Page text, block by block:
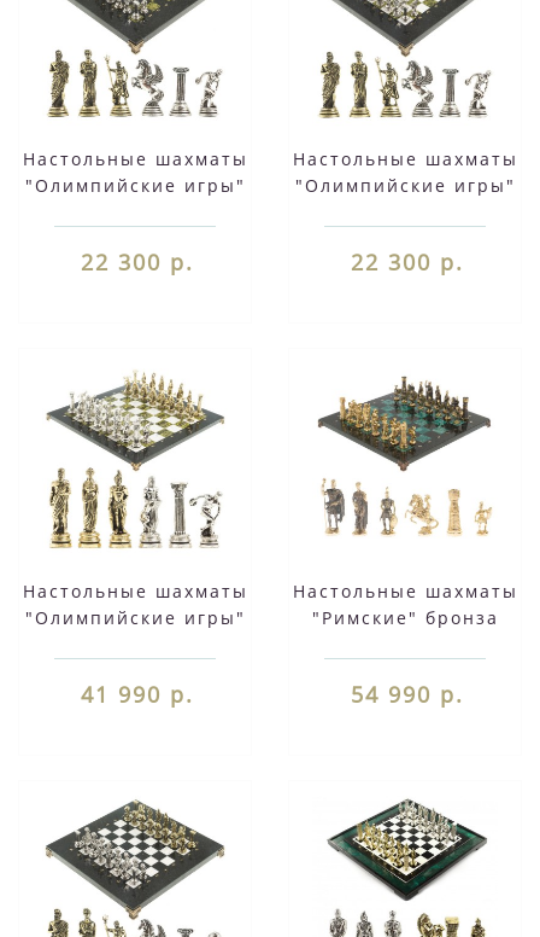
Настольные шахматы
"Олимпийские игры"
фигуры
22 300 р.
Настольные шахматы
"Олимпийские игры"
змеевик фигуры
22 300 р.
Настольные шахматы
"Олимпийские игры"
змеевик фигуры
41 990 р.
Настольные шахматы
"Римские" бронза
54 990 р.